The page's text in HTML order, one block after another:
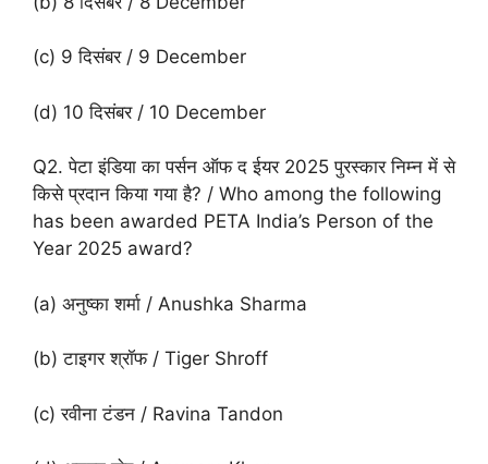
(c) 9 दिसंबर / 9 December
(d) 10 दिसंबर / 10 December
Q2. पेटा इंडिया का पर्सन ऑफ द ईयर 2025 पुरस्कार निम्न में से
किसे प्रदान किया गया है? / Who among the following
has been awarded PETA India’s Person of the
Year 2025 award?
(a) अनुष्का शर्मा / Anushka Sharma
(b) टाइगर श्रॉफ / Tiger Shroff
(c) रवीना टंडन / Ravina Tandon